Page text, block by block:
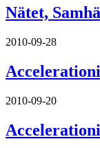
Nätet,
2010-09-28
2010-09-20